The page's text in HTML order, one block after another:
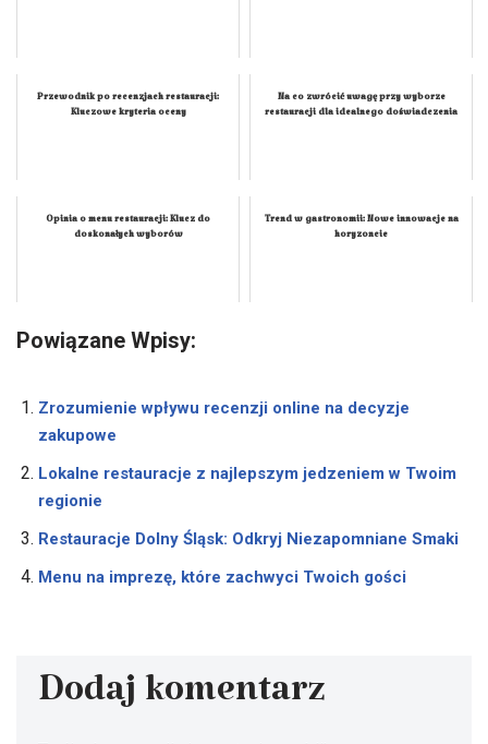
Przewodnik po recenzjach restauracji:
Kluczowe kryteria oceny
Na co zwrócić uwagę przy wyborze
restauracji dla idealnego doświadczenia
Opinia o menu restauracji: Klucz do
doskonałych wyborów
Trend w gastronomii: Nowe innowacje na
horyzoncie
Powiązane Wpisy:
Zrozumienie wpływu recenzji online na decyzje
zakupowe
Lokalne restauracje z najlepszym jedzeniem w Twoim
regionie
Restauracje Dolny Śląsk: Odkryj Niezapomniane Smaki
Menu na imprezę, które zachwyci Twoich gości
Dodaj komentarz